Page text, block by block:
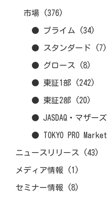
市場 (376)
● プライム (34)
● スタンダード (7)
● グロース (8)
● 東証1部 (242)
● 東証2部 (20)
● JASDAQ・マザーズ
● TOKYO PRO Market
ニュースリリース (43)
メディア情報 (1)
セミナー情報 (8)